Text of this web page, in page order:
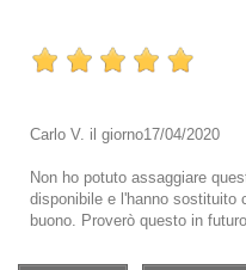
Carlo V. il giorno17/04/2020
Non ho potuto assaggiare
disponibile e l'hanno sostituito
buono. Proverò questo in